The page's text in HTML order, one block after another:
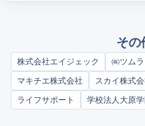
その
株式会社エイジェック ㈱ツムラ
マキチエ株式会社
スカイ株式
ライフサポート
学校法人大原学